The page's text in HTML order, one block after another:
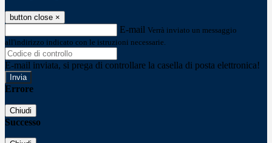
button close ×
E-mail Verrà inviato un messaggio
all'indirizzo indicato con le istruzioni necessarie.
E-mail inviata, si prega di controllare la casella di posta elettronica!
Errore
Chiudi
Successo